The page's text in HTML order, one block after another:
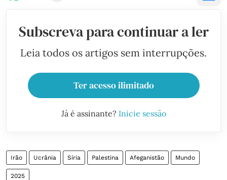
Subscreva para continuar a ler
Leia todos os artigos sem interrupções.
Ter acesso ilimitado
Já é assinante? Inicie sessão
Irão Ucrânia Síria Palestina Afeganistão Mundo
2025